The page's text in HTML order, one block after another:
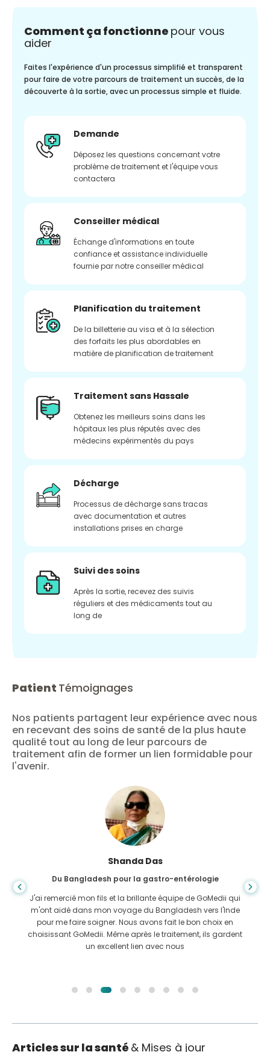
Comment ça fonctionne pour vous
aider
Faites l'expérience d'un processus simplifié et transparent
pour faire de votre parcours de traitement un succès, de la
découverte à la sortie, avec un processus simple et fluide.
Demande
Déposez les questions concernant votre
problème de traitement et l'équipe vous
contactera
Conseiller médical
Échange d'informations en toute
confiance et assistance individuelle
fournie par notre conseiller médical
Planification du traitement
De la billetterie au visa et à la sélection
des forfaits les plus abordables en
matière de planification de traitement
Traitement sans Hassale
Obtenez les meilleurs soins dans les
hôpitaux les plus réputés avec des
médecins expérimentés du pays
Décharge
Processus de décharge sans tracas
avec documentation et autres
installations prises en charge
Suivi des soins
Après la sortie, recevez des suivis
réguliers et des médicaments tout au
long de
Patient Témoignages
Nos patients partagent leur expérience avec nous
en recevant des soins de santé de la plus haute
qualité tout au long de leur parcours de
traitement afin de former un lien formidable pour
l'avenir.
Shanda Das
Du Bangladesh pour la gastro-entérologie
J'ai remercié mon fils et la brillante équipe de GoMedii qui
m'ont aidé dans mon voyage du Bangladesh vers l'Inde
pour me faire soigner. Nous avons fait le bon choix en
choisissant GoMedii. Même après le traitement, ils gardent
un excellent lien avec nous
Articles sur la santé & Mises à jour